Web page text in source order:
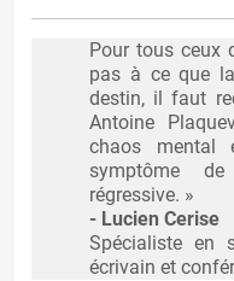
Pour tous ceux
pas à ce que
destin, il faut
Antoine
chaos mental
symptôme
régressive. »
- Lucien Cerise
Spécialiste en
écrivain et